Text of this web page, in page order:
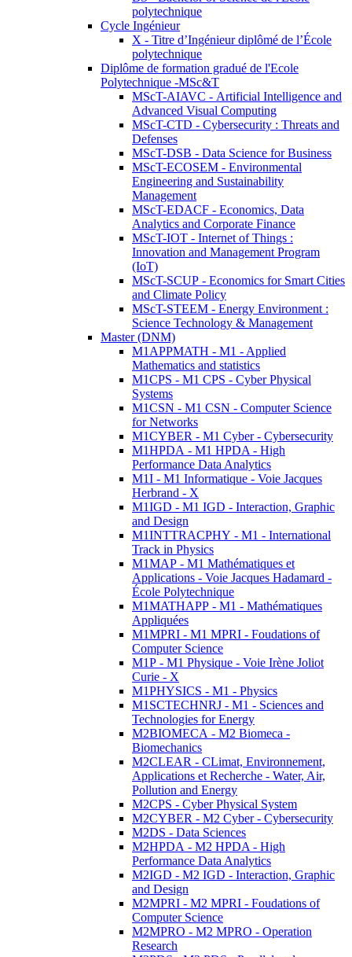
polytechnique
Cycle Ingénieur
X - Titre d’Ingénieur diplômé de l’École
polytechnique
Diplôme de formation gradué de l'Ecole
Polytechnique -MSc&T
MScT-AIAVC - Artificial Intelligence and
Advanced Visual Computing
MScT-CTD - Cybersecurity : Threats and
Defenses
MScT-DSB - Data Science for Business
MScT-ECOSEM - Environmental
Engineering and Sustainability
Management
MScT-EDACF - Economics, Data
Analytics and Corporate Finance
MScT-IOT - Internet of Things :
Innovation and Management Program
(IoT)
MScT-SCUP - Economics for Smart Cities
and Climate Policy
MScT-STEEM - Energy Environment :
Science Technology & Management
Master (DNM)
M1APPMATH - M1 - Applied
Mathematics and statistics
M1CPS - M1 CPS - Cyber Physical
Systems
M1CSN - M1 CSN - Computer Science
for Networks
M1CYBER - M1 Cyber - Cybersecurity
M1HPDA - M1 HPDA - High
Performance Data Analytics
M1I - M1 Informatique - Voie Jacques
Herbrand - X
M1IGD - M1 IGD - Interaction, Graphic
and Design
M1INTTRACPHY - M1 - International
Track in Physics
M1MAP - M1 Mathématiques et
Applications - Voie Jacques Hadamard -
École Polytechnique
M1MATHAPP - M1 - Mathématiques
Appliquées
M1MPRI - M1 MPRI - Foudations of
Computer Science
M1P - M1 Physique - Voie Irène Joliot
Curie - X
M1PHYSICS - M1 - Physics
M1SCTECHNRJ - M1 - Sciences and
Technologies for Energy
M2BIOMECA - M2 Biomeca -
Biomechanics
M2CLEAR - CLimat, Environnement,
Applications et Recherche - Water, Air,
Pollution and Energy
M2CPS - Cyber Physical System
M2CYBER - M2 Cyber - Cybersecurity
M2DS - Data Sciences
M2HPDA - M2 HPDA - High
Performance Data Analytics
M2IGD - M2 IGD - Interaction, Graphic
and Design
M2MPRI - M2 MPRI - Foudations of
Computer Science
M2MPRO - M2 MPRO - Operation
Research